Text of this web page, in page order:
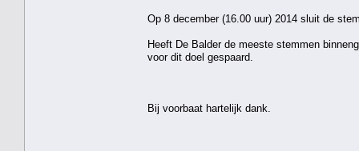
Op 8 december (16.00 uur) 2014 sluit de
Heeft De Balder de meeste stemmen
voor dit doel gespaard.
Bij voorbaat hartelijk dank.